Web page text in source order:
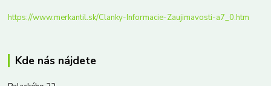
https://www.merkantil.sk/Clanky-Informacie-Zaujimavosti-a7_0.htm
Kde nás nájdete